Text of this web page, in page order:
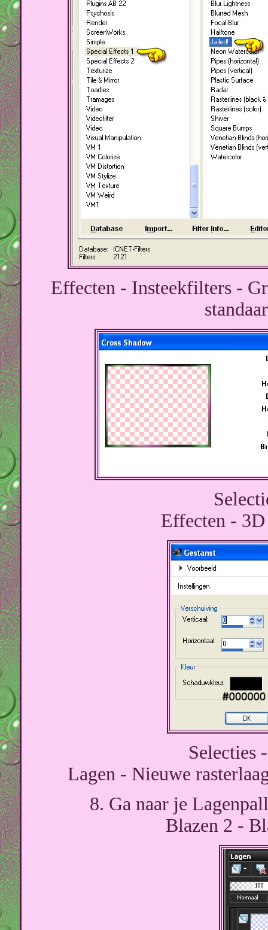
Effecten - Insteekfilters -
Effecten -
Selecties
Lagen - Nieuwe
8. Ga naar je
Blazen 2 -